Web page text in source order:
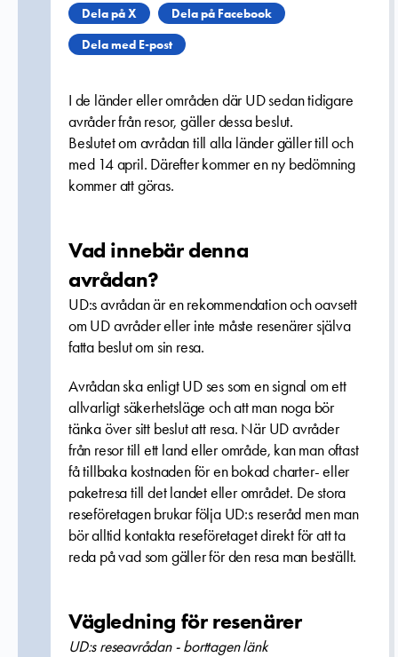
Dela på X
Dela på Facebook
Dela med E-post
I de länder eller områden där UD sedan tidigare
avråder från resor, gäller dessa beslut.
Beslutet om avrådan till alla länder gäller till och
med 14 april. Därefter kommer en ny bedömning
kommer att göras.
Vad innebär denna
avrådan?
UD:s avrådan är en rekommendation och oavsett
om UD avråder eller inte måste resenärer själva
fatta beslut om sin resa.
Avrådan ska enligt UD ses som en signal om ett
allvarligt säkerhetsläge och att man noga bör
tänka över sitt beslut att resa. När UD avråder
från resor till ett land eller område, kan man oftast
få tillbaka kostnaden för en bokad charter- eller
paketresa till det landet eller området. De stora
reseföretagen brukar följa UD:s reseråd men man
bör alltid kontakta reseföretaget direkt för att ta
reda på vad som gäller för den resa man beställt.
Vägledning för resenärer
UD:s reseavrådan - borttagen länk